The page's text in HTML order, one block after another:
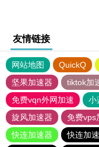
友情链接
网站地图 QuickQ
坚果加速器
tiktok加
免费vqn外网加速
小
旋风加速器
免费vps
快连加速器
快连加